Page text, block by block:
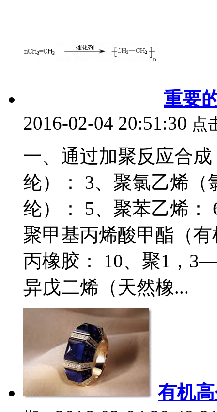
重要
2016-02-04 20:51:30 点
一、通过加聚反应合
纶）： 3、聚氯乙烯（
纶）： 5、聚苯乙烯：
聚甲基丙烯酸甲酯（
丙橡胶： 10、聚1，
异戊二烯（天然橡...
有机